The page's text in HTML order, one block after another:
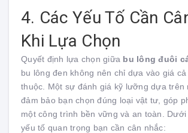
4. Các Yếu Tố Cần
Khi Lựa Chọn
Quyết định lựa chọn giữa bu lông đuôi
bu lông đen không nên chỉ dựa vào giá
thuộc. Một sự đánh giá kỹ lưỡng dựa trên
đảm bảo bạn chọn đúng loại vật tư, góp
một công trình bền vững và an toàn.
yếu tố quan trọng bạn cần cân nhắc: